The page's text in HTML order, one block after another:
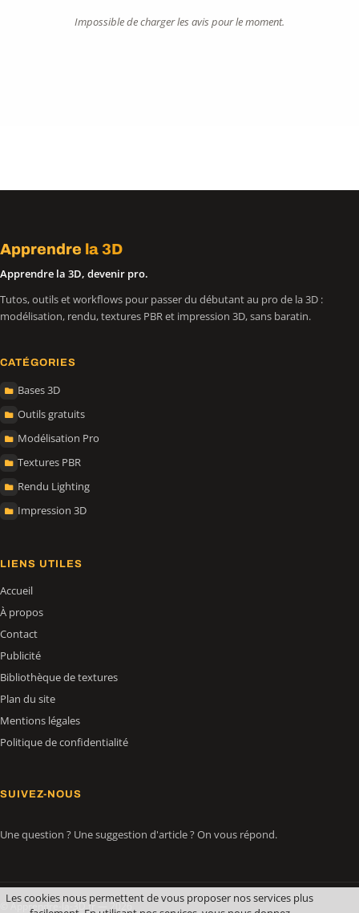
Impossible de charger les avis pour le moment.
Apprendre la 3D
Apprendre la 3D, devenir pro.
Tutos, outils et workflows pour passer du débutant au pro de la 3D :
modélisation, rendu, textures PBR et impression 3D, sans baratin.
CATÉGORIES
Bases 3D
Outils gratuits
Modélisation Pro
Textures PBR
Rendu Lighting
Impression 3D
LIENS UTILES
Accueil
À propos
Contact
Publicité
Bibliothèque de textures
Plan du site
Mentions légales
Politique de confidentialité
SUIVEZ-NOUS
Une question ? Une suggestion d'article ? On vous répond.
© Apprendre-la-3D.fr — 2026
Les cookies nous permettent de vous proposer nos services plus